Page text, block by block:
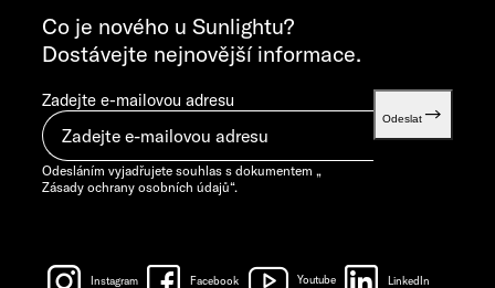
info@sunlight.de
Co je nového u Sunlightu?
Dostávejte nejnovější informace.
Zadejte e-mailovou adresu
Odeslat
Odesláním vyjadřujete souhlas s dokumentem „
Zásady ochrany osobních údajů“.
Instagram Facebook Youtube LinkedIn